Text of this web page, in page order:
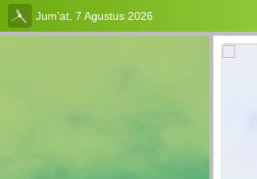
Jum'at, 7 Agustus 2026